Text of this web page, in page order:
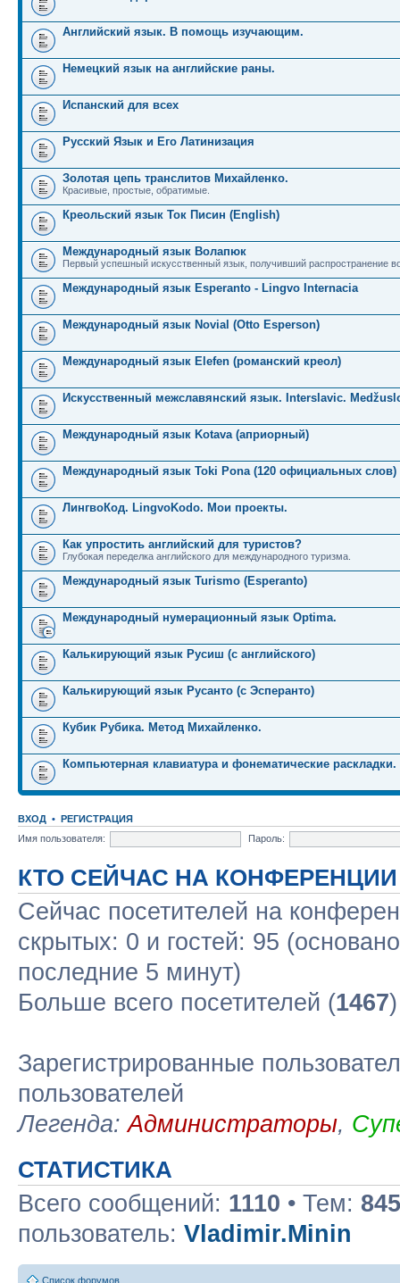
Английский язык. В помощь изучающим.
Немецкий язык на английские раны.
Испанский для всех
Русский Язык и Его Латинизация
Золотая цепь транслитов Михайленко.
Красивые, простые, обратимые.
Креольский язык Ток Писин (English)
Международный язык Волапюк
Первый успешный искусственный язык, получивший распространение
Международный язык Esperanto - Lingvo Internacia
Международный язык Novial (Otto Esperson)
Международный язык Elefen (романский креол)
Искусственный межславянский язык. Interslavic.
Международный язык Kotava (априорный)
Международный язык Toki Pona (120 официальных слов)
ЛингвоКод. LingvoKodo. Мои проекты.
Как упростить английский для туристов?
Глубокая переделка английского для международного туризма.
Международный язык Turismo (Esperanto)
Международный нумерационный язык Optima.
Калькирующий язык Русиш (с английского)
Калькирующий язык Русанто (с Эсперанто)
Кубик Рубика. Метод Михайленко.
Компьютерная клавиатура и фонематические раскладки.
ВХОД • РЕГИСТРАЦИЯ
Имя пользователя:
Пароль:
КТО СЕЙЧАС НА КОНФЕРЕНЦИИ
Сейчас посетителей на
скрытых: 0 и гостей: 95
последние 5 минут)
Больше всего посетителей (1467
Зарегистрированные
пользователей
Легенда:Администраторы,
СТАТИСТИКА
Всего сообщений: 1110 • Тем: 845
пользователь: Vladimir.Minin
Список форумов